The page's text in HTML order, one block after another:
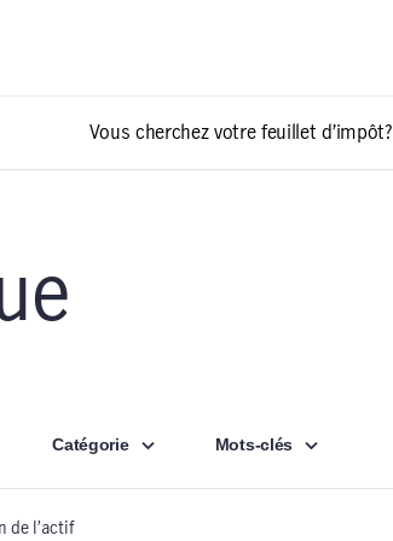
Vous cherchez votre feuillet d’impôt?
Catégorie Mots-clés
de l’actif